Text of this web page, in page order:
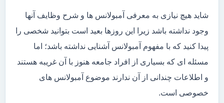
شاید هیچ نیازی به معرفی آمبولانس ها و شرح وظایف آنها
وجود نداشته باشد زیرا این روزها بعید است بتوانید شخصی را
پیدا کنید که با مفهوم آمبولانس آشنایی نداشته باشد؛ اما
مسئله ای که بسیاری از افراد جامعه هنوز با آن غریبه هستند
و اطلاعات چندانی از آن ندارند موضوع آمبولانس های
خصوصی است.